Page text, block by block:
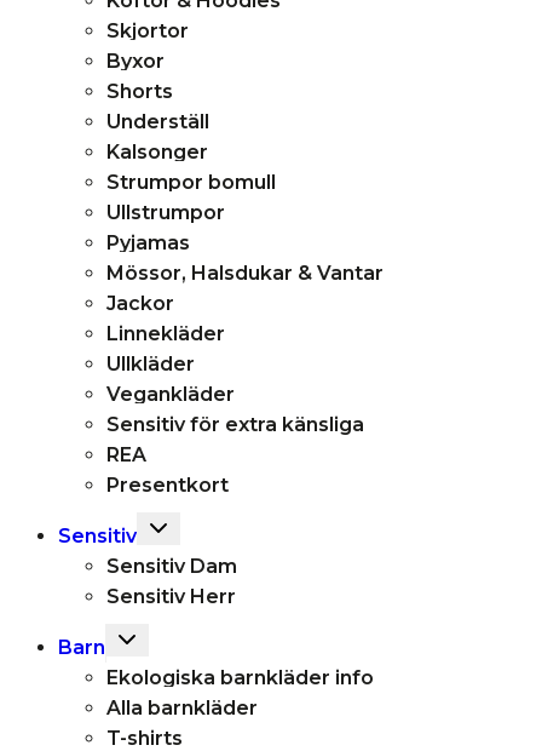
Skjortor
Byxor
Shorts
Underställ
Kalsonger
Strumpor bomull
Ullstrumpor
Pyjamas
Mössor, Halsdukar & Vantar
Jackor
Linnekläder
Ullkläder
Vegankläder
Sensitiv för extra känsliga
REA
Presentkort
Sensitiv Toggle
child
menu
Sensitiv Dam
Sensitiv Herr
Barn
Toggle
menu
Ekologiska barnkläder info
Alla barnkläder
T-shirts